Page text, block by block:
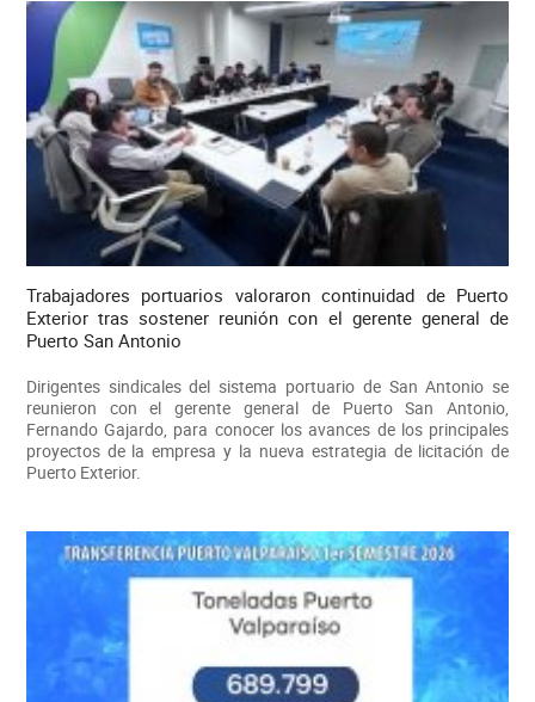
Trabajadores portuarios valoraron continuidad de Puerto
Exterior tras sostener reunión con el gerente general de
Puerto San Antonio
Dirigentes sindicales del sistema portuario de San Antonio se
reunieron con el gerente general de Puerto San Antonio,
Fernando Gajardo, para conocer los avances de los principales
proyectos de la empresa y la nueva estrategia de licitación de
Puerto Exterior.